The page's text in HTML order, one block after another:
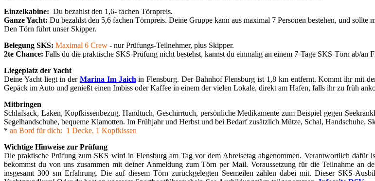
Einzelkabine: Du bezahlst den 1,6- fachen Törnpreis.
Ganze Yacht: Du bezahlst den 5,6 fachen Törnpreis. Deine Gruppe kann aus maximal 7 Personen bestehen, und sollte
Den Törn führt unser Skipper.
Belegung SKS: Maximal 6 Crew - nur Prüfungs-Teilnehmer, plus Skipper.
2te Chance: Falls du die praktische SKS-Prüfung nicht bestehst, kannst du einmalig an einem 7-Tage SKS-Törn ab/
Liegeplatz der Yacht
Deine Yacht liegt in der Marina Im Jaich in Flensburg. Der Bahnhof Flensburg ist 1,8 km entfernt. Kommt ihr mit
Gepäck im Auto und genießt einen Imbiss oder Kaffee in einem der vielen Lokale, direkt am Hafen, falls ihr zu früh
Mitbringen
Schlafsack, Laken, Kopfkissenbezug, Handtuch, Geschirrtuch, persönliche Medikamente zum Beispiel gegen
Segelhandschuhe, bequeme Klamotten. Im Frühjahr und Herbst und bei Bedarf zusätzlich Mütze, Schal, Handschuhe,
* an Bord für dich: 1 Decke, 1 Kopfkissen
Wichtige Hinweise zur Prüfung
Die praktische Prüfung zum SKS wird in Flensburg am Tag vor dem Abreisetag abgenommen. Verantwortlich dafür
bekommst du von uns zusammen mit deiner Anmeldung zum Törn per Mail. Voraussetzung für die Teilnahme an
insgesamt 300 sm Erfahrung. Die auf diesem Törn zurückgelegten Seemeilen zählen dabei mit. Dieser SKS-